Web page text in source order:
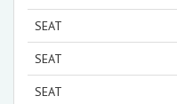
SEAT
SEAT
SEAT